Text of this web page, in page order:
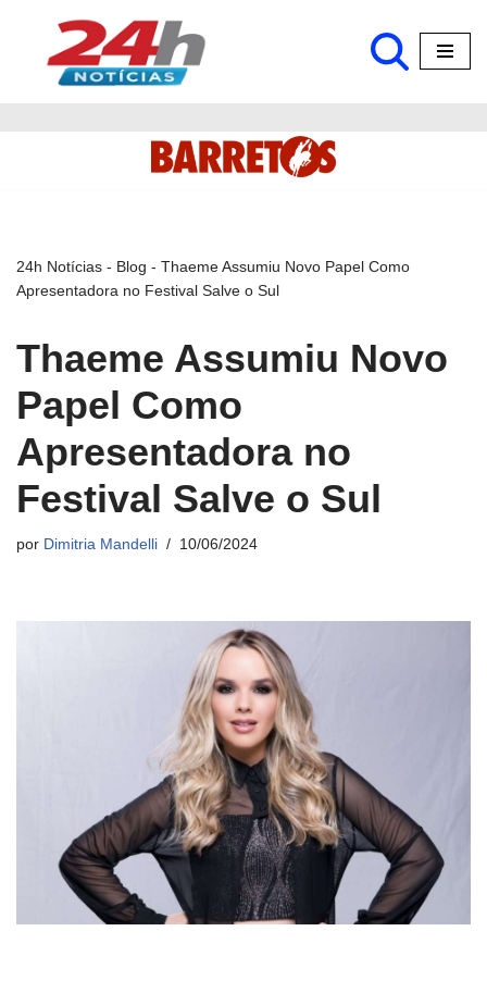
Pular
24h Notícias - Blog - Thaeme Assumiu Novo Papel Como
Apresentadora no Festival Salve o Sul
Thaeme Assumiu Novo
Papel Como
Apresentadora no
Festival Salve o Sul
por Dimitria Mandelli 10/06/2024